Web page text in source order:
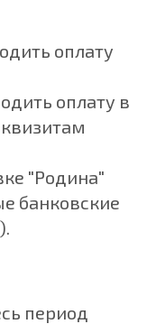
оплату
оплату в
"Родина"
банковские
период